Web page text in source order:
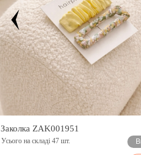
Заколка ZAK001951
Усього на складі 47 шт.